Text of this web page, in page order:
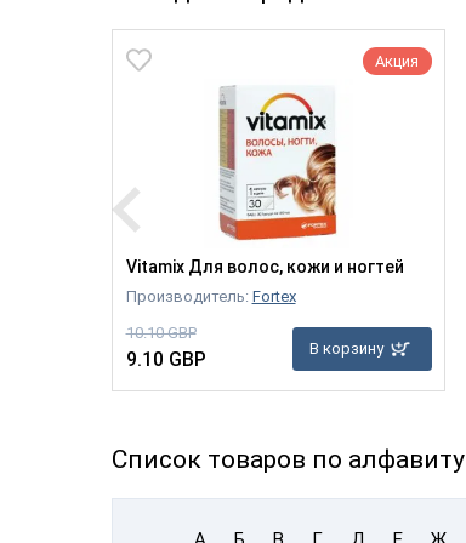
Акция
Vitamix Для волос, кожи и ногтей
Производитель: Fortex
10.10 GBP
9.10 GBP В корзину
Список товаров по алфавиту